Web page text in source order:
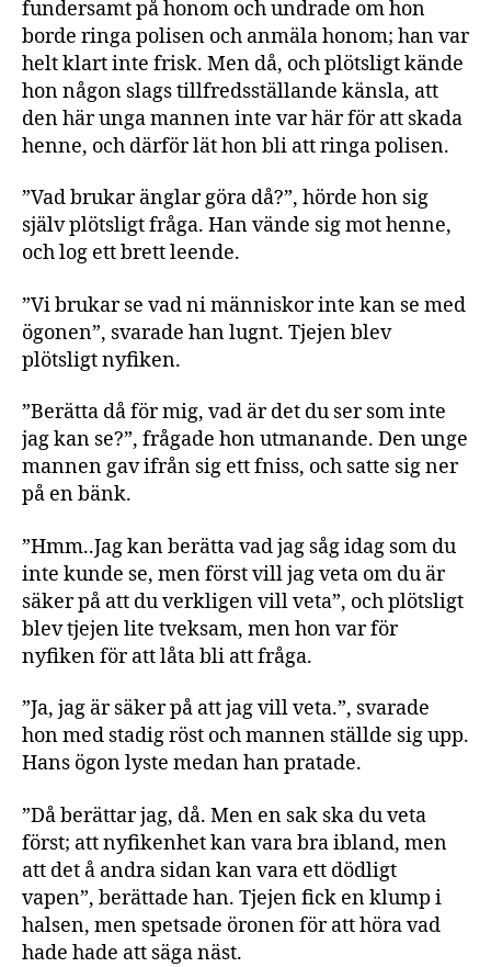
fundersamt på honom och undrade om hon
borde ringa polisen och anmäla honom; han var
helt klart inte frisk. Men då, och plötsligt kände
hon någon slags tillfredsställande känsla, att
den här unga mannen inte var här för att skada
henne, och därför lät hon bli att ringa polisen.
”Vad brukar änglar göra då?”, hörde hon sig
själv plötsligt fråga. Han vände sig mot henne,
och log ett brett leende.
”Vi brukar se vad ni människor inte kan se med
ögonen”, svarade han lugnt. Tjejen blev
plötsligt nyfiken.
”Berätta då för mig, vad är det du ser som inte
jag kan se?”, frågade hon utmanande. Den unge
mannen gav ifrån sig ett fniss, och satte sig ner
på en bänk.
”Hmm..Jag kan berätta vad jag såg idag som du
inte kunde se, men först vill jag veta om du är
säker på att du verkligen vill veta”, och plötsligt
blev tjejen lite tveksam, men hon var för
nyfiken för att låta bli att fråga.
”Ja, jag är säker på att jag vill veta.”, svarade
hon med stadig röst och mannen ställde sig upp.
Hans ögon lyste medan han pratade.
”Då berättar jag, då. Men en sak ska du veta
först; att nyfikenhet kan vara bra ibland, men
att det å andra sidan kan vara ett dödligt
vapen”, berättade han. Tjejen fick en klump i
halsen, men spetsade öronen för att höra vad
hade hade att säga näst.